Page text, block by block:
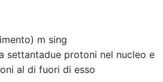
m sing
settantadue protoni nel nucleo e
al di fuori di esso